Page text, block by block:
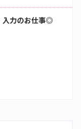
入力のお仕事◎